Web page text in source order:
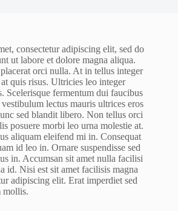
consectetur adipiscing elit, sed do
ut labore et dolore magna aliqua.
orci nulla. At in tellus integer
quis risus. Ultricies leo integer
Scelerisque fermentum dui faucibus
lectus mauris ultrices eros
sed blandit libero. Non tellus orci
posuere morbi leo urna molestie at.
aliquam eleifend mi in. Consequat
id leo in. Ornare suspendisse sed
in. Accumsan sit amet nulla facilisi
id. Nisi est sit amet facilisis magna
adipiscing elit. Erat imperdiet sed
mollis.